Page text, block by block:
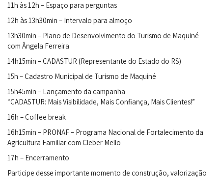
11h às 12h – Espaço para perguntas
12h às 13h30min – Intervalo para almoço
13h30min – Plano de Desenvolvimento do Turismo de Maquiné
com Ângela Ferreira
14h15min – CADASTUR (Representante do Estado do RS)
15h – Cadastro Municipal de Turismo de Maquiné
15h45min – Lançamento da campanha
“CADASTUR: Mais Visibilidade, Mais Confiança, Mais Clientes!”
16h – Coffee break
16h15min – PRONAF – Programa Nacional de Fortalecimento da
Agricultura Familiar com Cleber Mello
17h – Encerramento
Participe desse importante momento de construção, valorização